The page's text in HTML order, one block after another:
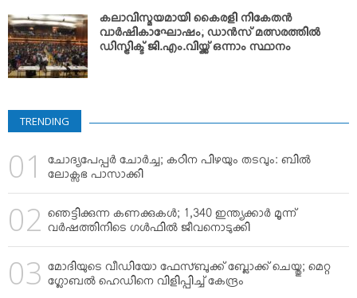
കലാവിസ്മയമായി കൈരളി നികേതന്‍
വാര്‍ഷികാഘോഷം; ഡാന്‍സ് മത്സരത്തില്‍
ഡിസ്ട്രിക്ട് ജി.എം.വിയ്ക്ക് ഒന്നാം സ്ഥാനം
TRENDING
ചോദ്യപേപ്പര്‍ ചോര്‍ച്ച; കഠിന പിഴയും തടവും: ബില്‍
ലോക്സഭ പാസാക്കി
ഞെട്ടിക്കുന്ന കണക്കുകള്‍; 1,340 ഇന്ത്യക്കാര്‍ മൂന്ന്
വര്‍ഷത്തിനിടെ ഗള്‍ഫില്‍ ജീവനൊടുക്കി
മോദിയുടെ വീഡിയോ ഫേസ്ബുക്ക് ബ്ലോക്ക് ചെയ്തു; മെറ്റ
ഗ്ലോബല്‍ ഹെഡിനെ വിളിപ്പിച്ച് കേന്ദ്രം